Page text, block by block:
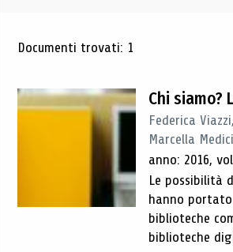
Risultati di
Documenti trovati: 1
Chi siamo?
Federica
Marcella
anno: 2016,
Le possibilità
hanno
biblioteche
biblioteche